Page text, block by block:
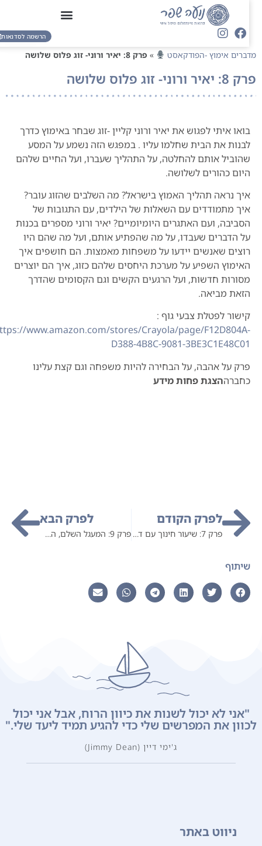
הרשמה לסדנאות
מדברים אימוץ -הפודקאסט » פרק 8: יאיר ורוני- זוג פלוס שלושה
פרק 8: יאיר ורוני- זוג פלוס שלושה
בואו איתי לפגוש את יאיר ורוני קליין -זוג שבחר באימוץ כדרך
לבנות את הבית שחלמו עליו . במפגש הזה נשמע על המסע
שהוביל אותם להחלטה, על התהליך שעברו, ועל החיים שלהם
היום כהורים לשלושה.
איך נראה תהליך האמוץ בישראל? מה השלבים שהזוג עובר?
איך מתמודדים עם השאלות של הילדים, עם התגובות של
הסביבה, ועם האתגרים היומיומיים? יאיר ורוני מספרים בכנות
על הדברים שעבדו, על מה שהפתיע אותם, ועל מה שהם היו
רוצים שאנשים יידעו על משפחות מאמצות. הם חושפים איך
האימוץ השפיע על מערכת היחסים שלהם כזוג, איך הם יוצרים
מסורות חדשות, ועל הרגעים הקשים וגם הקסומים שהדרך
הזאת מביאה.
קישור לפטלת צבעי גוף :
https://www.amazon.com/stores/Crayola/page/F12D804A-
D388-4B8C-9081-3BE3C1E48C01
פרק על אהבה, על הבחירה להיות משפחה וגם קצת עלינו
כחברההצגת פחות מידע
לפרק הקודם
פרק 7: שיעור חינוך עם דבורה בר-און
לפרק הבא
פרק 9: המעגל השלם, הסיפור של נתן-אור כלפא
שיתוף
"אני לא יכול לשנות את כיוון הרוח, אבל אני יכול
את המפרשים שלי כדי להגיע תמיד ליעד שלי."
ג'ימי דיין (Jimmy Dean)
ניווט באתר